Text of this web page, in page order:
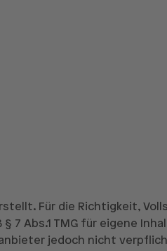
Für die Richtigkeit,
7 Abs.1 TMG für eigene
jedoch nicht